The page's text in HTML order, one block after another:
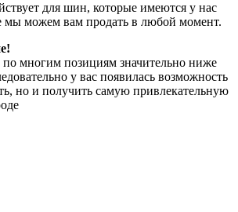
для шин, которые имеются у нас
мы можем вам продать в любой момент.
многим позициям значительно ниже
у вас появилась возможность
но и получить самую привлекательную